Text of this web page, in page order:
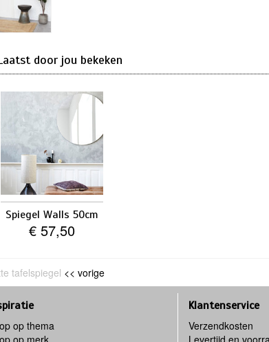
door jou bekeken
Spiegel Walls 50cm
€ 57,50
tafelspiegel << vorige
op thema
op merk
Klantenservice
Verzendkosten
Levertijd en